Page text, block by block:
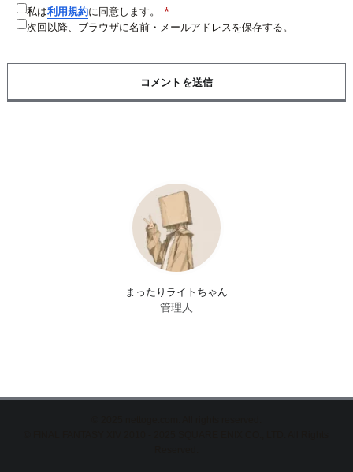
私は利用規約に同意します。
*
次回以降、ブラウザに名前・メールアドレスを保存する。
まったりライトちゃん
管理人